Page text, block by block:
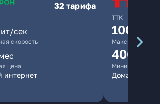
32 тарифа
сек
скорость
цена
интернет
ТТК
100
Максимальная
400
Минимальная
Домашний